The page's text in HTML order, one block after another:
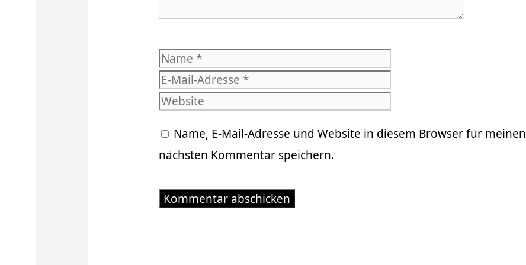
Name
Name, E-Mail-Adresse und Website in diesem Browser für meinen
nächsten Kommentar speichern.